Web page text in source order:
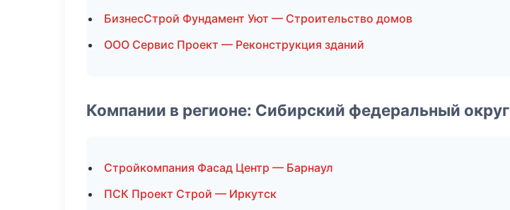
БизнесСтрой Фундамент Уют — Строительство домов
ООО Сервис Проект — Реконструкция зданий
Компании в регионе: Сибирский федеральный округ
Стройкомпания Фасад Центр — Барнаул
ПСК Проект Строй — Иркутск